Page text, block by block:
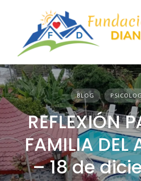
BLOG
REFLEXIÓN
FAMILIA DEL
– 18 de